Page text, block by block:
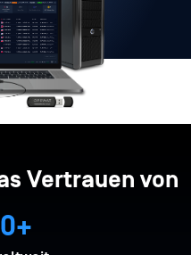
2 286
Vertrauen von